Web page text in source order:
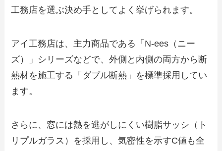
工務店を選ぶ決め手としてよく挙げられます。
アイ工務店は、主力商品である「N-ees（ニー
ズ）」シリーズなどで、外側と内側の両方から断
熱材を施工する「ダブル断熱」を標準採用してい
ます。
さらに、窓には熱を逃がしにくい樹脂サッシ（ト
リプルガラス）を採用し、気密性を示すC値も全